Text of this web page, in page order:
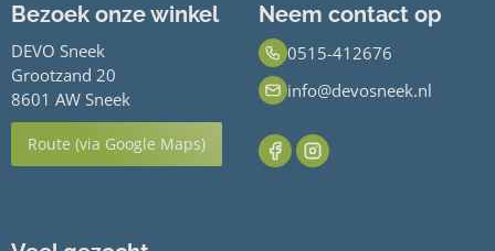
Bezoek onze winkel
DEVO Sneek
Grootzand 20
8601 AW Sneek
Route (via Google Maps)
Neem contact op
0515-412676
info@devosneek.nl